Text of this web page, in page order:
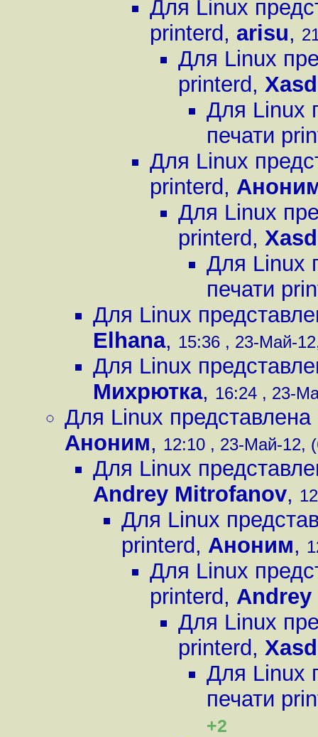
Для Linux
printerd, arisu,
Для Linux
printerd, Xasd
Для Linux
печати
Для Linux
printerd,
Для Linux
printerd, Xasd
Для Linux
печати
Для Linux
Elhana, 15:36 , 23-Май-
Для Linux
Михрютка, 16:24 , 23-
Для Linux
Аноним, 12:10 , 23-Май-12,
Для Linux
Andrey Mitrofanov,
Для Linux
printerd, Аноним,
Для Linux
printerd,
Для Linux
printerd, Xasd
Для Linux
печати
+2